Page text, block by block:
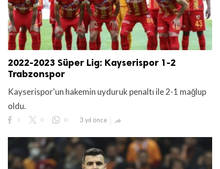
2022-2023 Süper Lig: Kayserispor 1-2
Trabzonspor
Kayserispor'un hakemin uyduruk penaltı ile 2-1 mağlup
oldu.
1 0 0 3 yıl önce 